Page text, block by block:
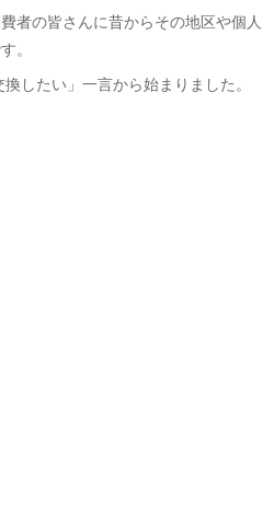
者の皆さんに昔からその地区や個人
。
したい」一言から始まりました。